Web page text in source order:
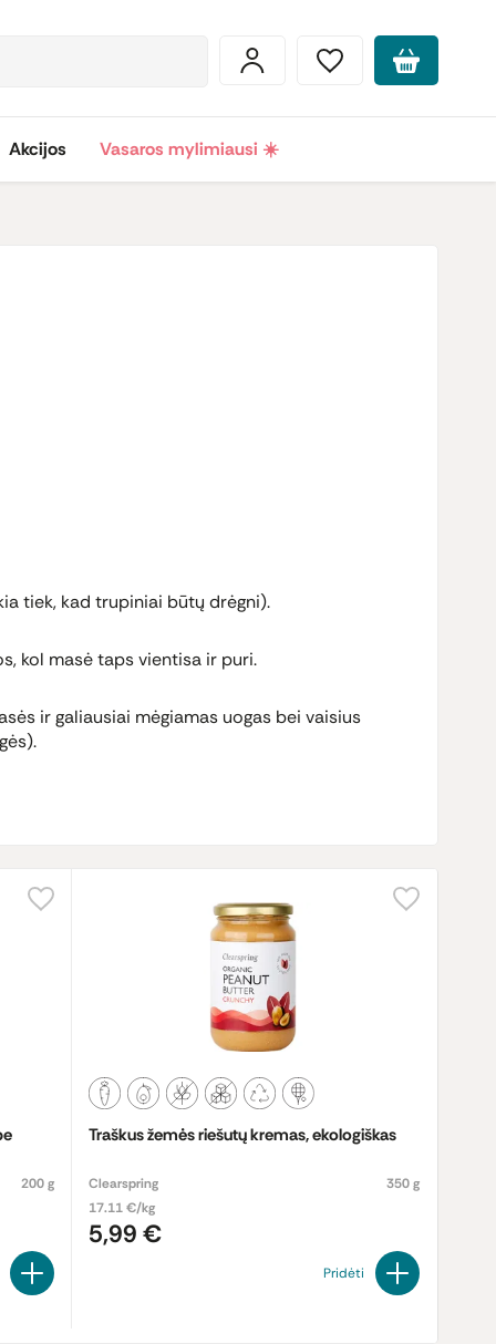
Akcijos Vasaros mylimiausi ☀️
tiek, kad trupiniai būtų drėgni).
kol masė taps vientisa ir puri.
ir galiausiai mėgiamas uogas bei vaisius
200 g
Traškus žemės riešutų kremas, ekologiškas
Clearspring
350 g
17.11 €/kg
5,99 €
Pridėti